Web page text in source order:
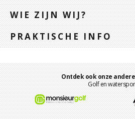
WIE ZIJN WIJ?
PRAKTISCHE INFO
Ontdek ook onze
Golf en